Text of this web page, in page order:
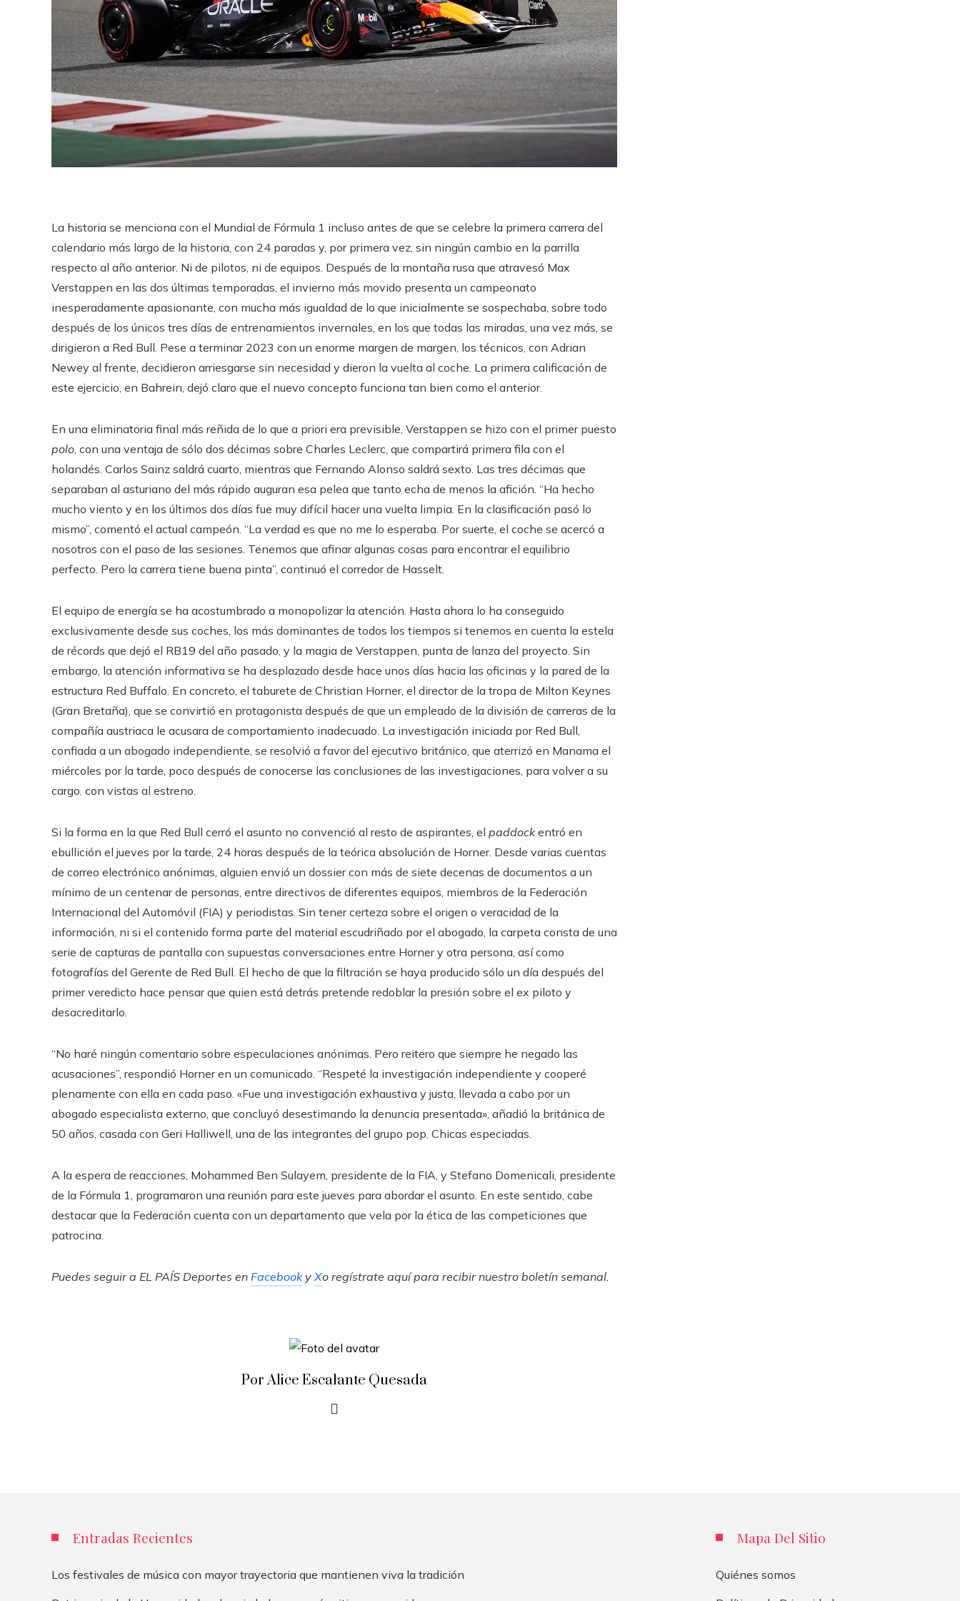
La historia se menciona con el Mundial de Fórmula 1 incluso antes de que se celebre la primera carrera del
calendario más largo de la historia, con 24 paradas y, por primera vez, sin ningún cambio en la parrilla
respecto al año anterior. Ni de pilotos, ni de equipos. Después de la montaña rusa que atravesó Max
Verstappen en las dos últimas temporadas, el invierno más movido presenta un campeonato
inesperadamente apasionante, con mucha más igualdad de lo que inicialmente se sospechaba, sobre todo
después de los únicos tres días de entrenamientos invernales, en los que todas las miradas, una vez más, se
dirigieron a Red Bull. Pese a terminar 2023 con un enorme margen de margen, los técnicos, con Adrian
Newey al frente, decidieron arriesgarse sin necesidad y dieron la vuelta al coche. La primera calificación de
este ejercicio, en Bahrein, dejó claro que el nuevo concepto funciona tan bien como el anterior.
En una eliminatoria final más reñida de lo que a priori era previsible, Verstappen se hizo con el primer puesto
polo , con una ventaja de sólo dos décimas sobre Charles Leclerc, que compartirá primera fila con el
holandés. Carlos Sainz saldrá cuarto, mientras que Fernando Alonso saldrá sexto. Las tres décimas que
separaban al asturiano del más rápido auguran esa pelea que tanto echa de menos la afición. “Ha hecho
mucho viento y en los últimos dos días fue muy difícil hacer una vuelta limpia. En la clasificación pasó lo
mismo”, comentó el actual campeón. “La verdad es que no me lo esperaba. Por suerte, el coche se acercó a
nosotros con el paso de las sesiones. Tenemos que afinar algunas cosas para encontrar el equilibrio
perfecto. Pero la carrera tiene buena pinta”, continuó el corredor de Hasselt.
El equipo de energía se ha acostumbrado a monopolizar la atención. Hasta ahora lo ha conseguido
exclusivamente desde sus coches, los más dominantes de todos los tiempos si tenemos en cuenta la estela
de récords que dejó el RB19 del año pasado, y la magia de Verstappen, punta de lanza del proyecto. Sin
embargo, la atención informativa se ha desplazado desde hace unos días hacia las oficinas y la pared de la
estructura Red Buffalo. En concreto, el taburete de Christian Horner, el director de la tropa de Milton Keynes
(Gran Bretaña), que se convirtió en protagonista después de que un empleado de la división de carreras de la
compañía austriaca le acusara de comportamiento inadecuado. La investigación iniciada por Red Bull,
confiada a un abogado independiente, se resolvió a favor del ejecutivo británico, que aterrizó en Manama el
miércoles por la tarde, poco después de conocerse las conclusiones de las investigaciones, para volver a su
cargo. con vistas al estreno.
Si la forma en la que Red Bull cerró el asunto no convenció al resto de aspirantes, el paddockentró en
ebullición el jueves por la tarde, 24 horas después de la teórica absolución de Horner. Desde varias cuentas
de correo electrónico anónimas, alguien envió un dossier con más de siete decenas de documentos a un
mínimo de un centenar de personas, entre directivos de diferentes equipos, miembros de la Federación
Internacional del Automóvil (FIA) y periodistas. Sin tener certeza sobre el origen o veracidad de la
información, ni si el contenido forma parte del material escudriñado por el abogado, la carpeta consta de una
serie de capturas de pantalla con supuestas conversaciones entre Horner y otra persona, así como
fotografías del Gerente de Red Bull. El hecho de que la filtración se haya producido sólo un día después del
primer veredicto hace pensar que quien está detrás pretende redoblar la presión sobre el ex piloto y
desacreditarlo.
“No haré ningún comentario sobre especulaciones anónimas. Pero reitero que siempre he negado las
acusaciones”, respondió Horner en un comunicado. “Respeté la investigación independiente y cooperé
plenamente con ella en cada paso. «Fue una investigación exhaustiva y justa, llevada a cabo por un
abogado especialista externo, que concluyó desestimando la denuncia presentada», añadió la británica de
50 años, casada con Geri Halliwell, una de las integrantes del grupo pop. Chicas especiadas.
A la espera de reacciones, Mohammed Ben Sulayem, presidente de la FIA, y Stefano Domenicali, presidente
de la Fórmula 1, programaron una reunión para este jueves para abordar el asunto. En este sentido, cabe
destacar que la Federación cuenta con un departamento que vela por la ética de las competiciones que
patrocina.
Puedes seguir a EL PAÍS Deportes en Facebooky Xo regístrate aquí para recibirnuestro boletín semanal
Por Alice Escalante Quesada
Entradas Recientes
Los festivales de música con mayor trayectoria que mantienen viva la tradición
Mapa Del Sitio
Quiénes somos